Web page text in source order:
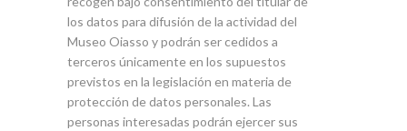
los datos para difusión de la actividad del
Museo Oiasso y podrán ser cedidos a
terceros únicamente en los supuestos
previstos en la legislación en materia de
protección de datos personales. Las
personas interesadas podrán ejercer sus